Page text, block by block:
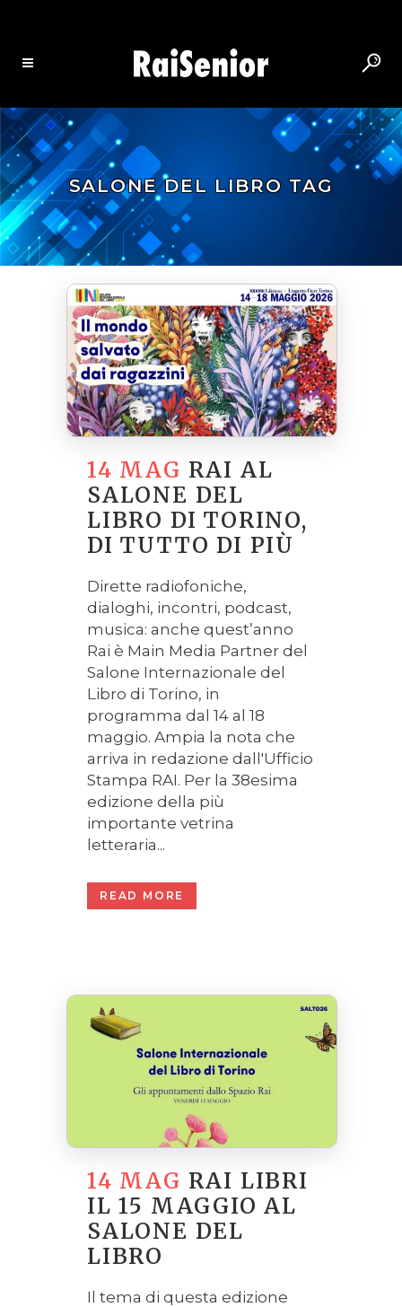
SALONE DEL LIBRO TAG
14 MAG RAI AL
SALONE DEL
LIBRO DI TORINO,
DI TUTTO DI PIÙ
Dirette radiofoniche,
dialoghi, incontri, podcast,
musica: anche quest’anno
Rai è Main Media Partner del
Salone Internazionale del
Libro di Torino, in
programma dal 14 al 18
maggio. Ampia la nota che
arriva in redazione dall'Ufficio
Stampa RAI. Per la 38esima
edizione della più
importante vetrina
letteraria...
READ MORE
14 MAG RAI LIBRI
IL 15 MAGGIO AL
SALONE DEL
LIBRO
Il tema di questa edizione